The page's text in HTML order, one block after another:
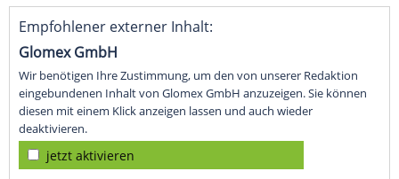
Empfohlener externer Inhalt:
Glomex GmbH
Wir benötigen Ihre Zustimmung, um den von unserer Redaktion
eingebundenen Inhalt von Glomex GmbH anzuzeigen. Sie können
diesen mit einem Klick anzeigen lassen und auch wieder
deaktivieren.
jetzt aktivieren